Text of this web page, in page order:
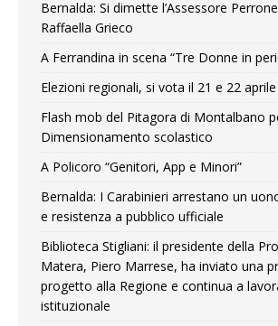
Bernalda: Si dimette l’Assessore
Raffaella Grieco
A Ferrandina in scena “Tre Donne in
Elezioni regionali, si vota il 21 e 22
Flash mob del Pitagora di Montalbano
Dimensionamento scolastico
A Policoro “Genitori, App e Minori”
Bernalda: I Carabinieri arrestano un
e resistenza a pubblico ufficiale
Biblioteca Stigliani: il presidente della
Matera, Piero Marrese, ha inviato una
progetto alla Regione e continua a
istituzionale